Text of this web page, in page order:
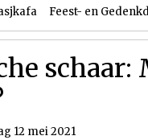
Feest- en
12 mei 2021